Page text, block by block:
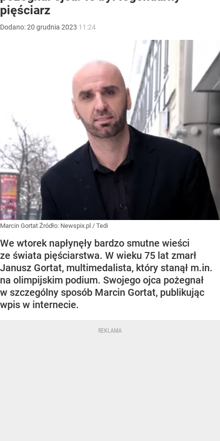
pięściarz
Dodano:20 grudnia 2023 11:24
Marcin Gortat Źródło: Newspix.pl / Tedi
We wtorek napłynęły bardzo smutne wieści
ze świata pięściarstwa. W wieku 75 lat zmarł
Janusz Gortat, multimedalista, który stanął m.in.
na olimpijskim podium. Swojego ojca pożegnał
w szczególny sposób Marcin Gortat, publikując
wpis w internecie.